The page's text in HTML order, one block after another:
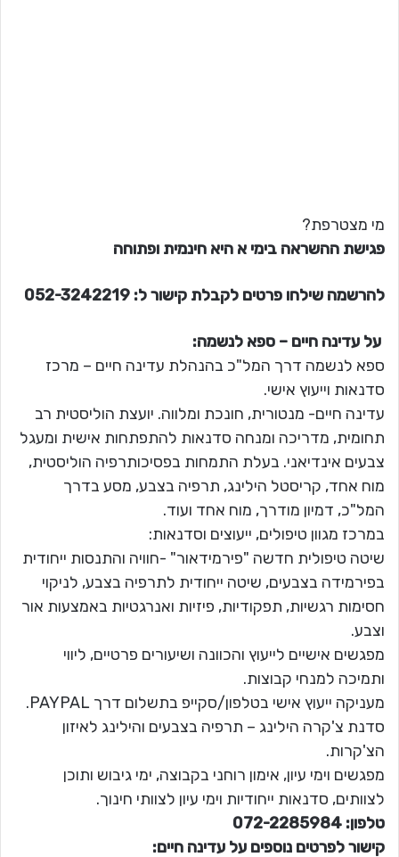
מי מצטרפת?
פגישת ההשראה בימי א היא חינמית ופתוחה
להרשמה שילחו פרטים לקבלת קישור ל: 052-3242219
על עדינה חיים – ספא לנשמה:
ספא לנשמה דרך המל"כ בהנהלת עדינה חיים – מרכז
סדנאות וייעוץ אישי.
עדינה חיים- מנטורית, חונכת ומלווה. יועצת הוליסטית רב
תחומית, מדריכה ומנחה סדנאות להתפתחות אישית ומעגל
צבעים אינדיאני. בעלת התמחות בפסיכותרפיה הוליסטית,
מוח אחד, קריסטל הילינג, תרפיה בצבע, מסע בדרך
המל"כ, דמיון מודרך, מוח אחד ועוד.
במרכז מגוון טיפולים, ייעוצים וסדנאות:
שיטה טיפולית חדשה "פירמידאור" -חוויה והתנסות ייחודית
בפירמידה בצבעים, שיטה ייחודית לתרפיה בצבע, לניקוי
חסימות רגשיות, תפקודיות, פיזיות ואנרגטיות באמצעות אור
וצבע.
מפגשים אישיים לייעוץ והכוונה ושיעורים פרטיים, ליווי
ותמיכה למנחי קבוצות.
מעניקה ייעוץ אישי בטלפון/סקייפ בתשלום דרך PAYPAL.
סדנת צ'קרה הילינג – תרפיה בצבעים והילינג לאיזון
הצ'קרות.
מפגשים וימי עיון, אימון רוחני בקבוצה, ימי גיבוש ותוכן
לצוותים, סדנאות ייחודיות וימי עיון לצוותי חינוך.
טלפון: 072-2285984
קישור לפרטים נוספים על עדינה חיים: